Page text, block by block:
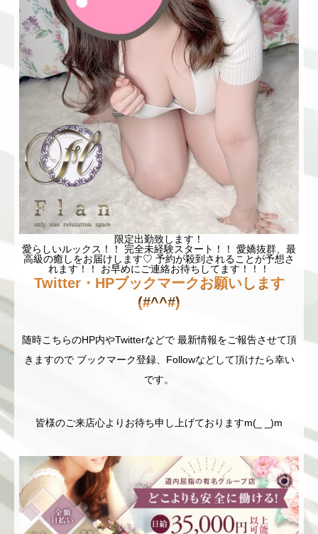
限定出勤致します！
愛らしいルックス！！ 完全未経験スタート！！ 愛嬌抜群、最
高級の癒しをお届けします♡ 予約が殺到されることが予想さ
れます！！ お早めにご連絡お待ちしてます！！！
Twitter・HPブックマークお願いします
(#^^#)
随時こちらのHP内やTwitterなどで 最新情報をご報告させて頂
きますので ブックマーク登録、Followなどして頂けたら幸い
です。
皆様のご来店心よりお待ち申し上げておりますm(_ _)m